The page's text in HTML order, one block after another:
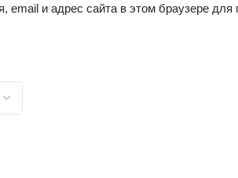
email и адрес сайта в этом браузере